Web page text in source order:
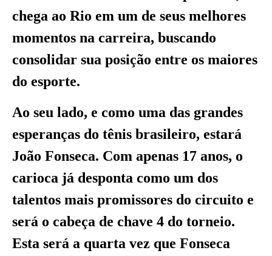
chega ao Rio em um de seus melhores
momentos na carreira, buscando
consolidar sua posição entre os maiores
do esporte.
Ao seu lado, e como uma das grandes
esperanças do tênis brasileiro, estará
João Fonseca. Com apenas 17 anos, o
carioca já desponta como um dos
talentos mais promissores do circuito e
será o cabeça de chave 4 do torneio.
Esta será a quarta vez que Fonseca